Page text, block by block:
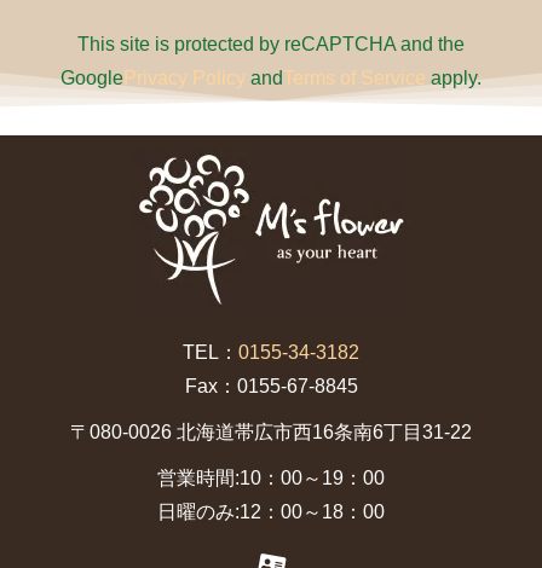
This site is protected by reCAPTCHA and the
GooglePrivacy Policy andTerms of Service apply.
TEL： 0155-34-3182
Fax：0155-67-8845
〒080-0026 北海道帯広市西16条南6丁目31-22
営業時間:10：00～19：00
日曜のみ:12：00～18：00